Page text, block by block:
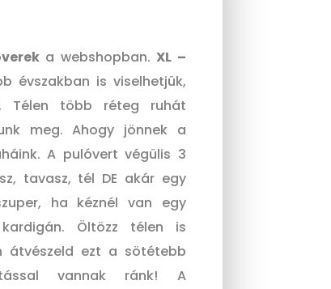
a webshopban.XL –
évszakban is viselhetjük,
Télen több réteg ruhát
meg. Ahogy jönnek a
A pulóvert végülis 3
tavasz, tél DE akár egy
ha kéznél van egy
Öltözz télen is
átvészeld ezt a sötétebb
vannak ránk! A